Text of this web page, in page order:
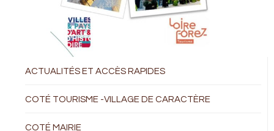
ACTUALITÉS ET ACCÈS RAPIDES
COTÉ TOURISME -VILLAGE DE CARACTÈRE
COTÉ MAIRIE